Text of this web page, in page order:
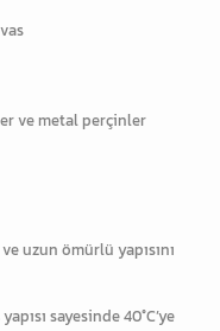
ve metal perçinler
uzun ömürlü yapısını
sayesinde 40°C’ye